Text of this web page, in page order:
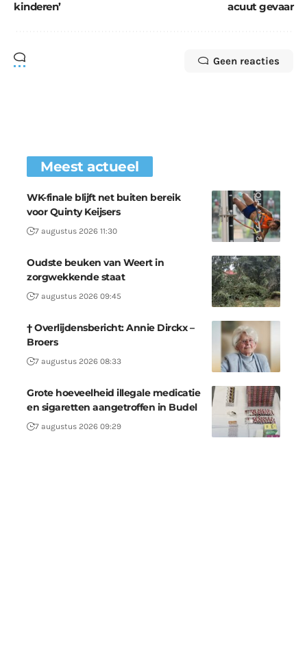
kinderen’ acuut gevaar
Geen reacties
Meest actueel
WK-finale blijft net buiten bereik
voor Quinty Keijsers
7 augustus 2026 11:30
Oudste beuken van Weert in
zorgwekkende staat
7 augustus 2026 09:45
† Overlijdensbericht: Annie Dirckx –
Broers
7 augustus 2026 08:33
Grote hoeveelheid illegale medicatie
en sigaretten aangetroffen in Budel
7 augustus 2026 09:29